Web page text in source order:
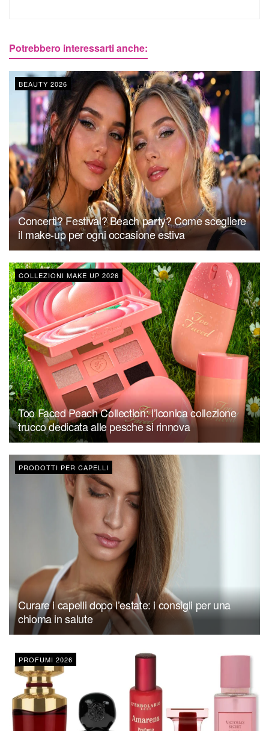
Potrebbero interessarti anche:
BEAUTY 2026
Concerti? Festival? Beach party? Come scegliere
il make-up per ogni occasione estiva
COLLEZIONI MAKE UP 2026
Too Faced Peach Collection: l’iconica collezione
trucco dedicata alle pesche si rinnova
PRODOTTI PER CAPELLI
Curare i capelli dopo l’estate: i consigli per una
chioma in salute
PROFUMI 2026